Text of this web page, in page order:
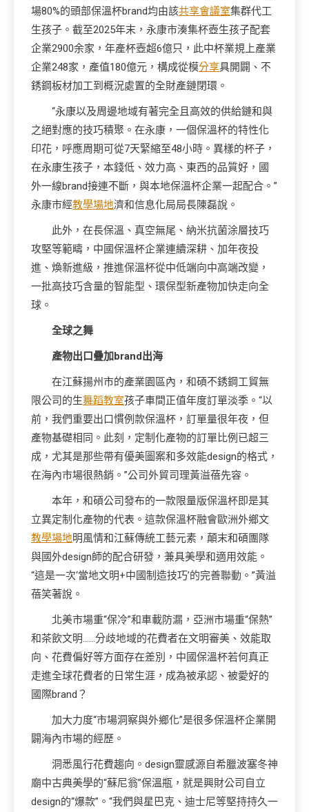
場80%的頭部保溫杯brand均由該共享會議室集群代工
生孩子。截至2025年末，永康市湊集杯壺生孩子配套
企業2900余家，年產杯壺超6億只，此中杯業規上產業
企業248家，產值180億元，構成從模分享具開闢、不
銹鋼板材加工到概況處置的全財產鏈閉環。
“永康以及周邊地域有著完全且高效的供給鏈和與
之絕對應的技巧積聚。在永康，一個保溫杯的特性化
印花，呼應周期可從7天緊縮至48小時。異樣的杯子，
在永康生孩子，本錢低、效力高、東西的品質好，國
外一線brand接連不斷，與本地保溫杯企業一起配合。”
永康市經教學場地濟和信息化局局長陳磊說。
此外，在長保溫、真空無尾、納米抗菌涂層技巧
攻堅等範疇，中國保溫杯企業連續深耕、加年夜投
進、煥新進級，推進保溫杯從中低端向中高端改變，
一批高技巧含量的智能型、環保型新產物加快走向全
球。
全球之舞
產物出口疊加brand出海
在江蘇揚州市的產業園區內，和碩不銹鋼工貿無
限公司的生舞蹈教室孩子車間正值年度訂單淡季。“以
前，我們重要出口慣例款保溫杯，訂單量很年夜，但
產物基礎相同。此刻，定制化產物的訂單比例已超三
成，尤其是那些帶有優美圖案和多效能design的格式，
在海內市場很熱銷。”公司外貿司理黃溢蓓先容。
本年，和碩公司發布的一款限量版保溫杯即是其
立異定制化產物的代表。這款保溫杯融會歐洲外鄉文
教學場地明風情和江蘇傳統工藝元素，顛末和碩團隊
與國外design師的配合研發，兼具美學和適用效能。
“這是一次‘當地文明+中國制造技巧’的完善聯動。”黃溢
蓓笑著說。
北美市場重“保冷”和車載防漏，亞洲市場重“保熱”
和茶飲文明……分歧地域的花費者在文明審美、效能取
向、花費偏好等方面存在差別，中國保溫杯若何真正
走進全球花費者的日常生涯，成為被承認、被愛好的
國際brand？
加大力度“市場洞察與外鄉化”是很多保溫杯企業開
闢海內市場的經歷。
洞悉風行花費趨向。design靈感源自希臘波塞冬神
廟中古典美學的“蘇尼翁”保溫瓶，就是興財公司自立
design的“爆款”。“我們與星巴克、迪士尼等堅持持久一